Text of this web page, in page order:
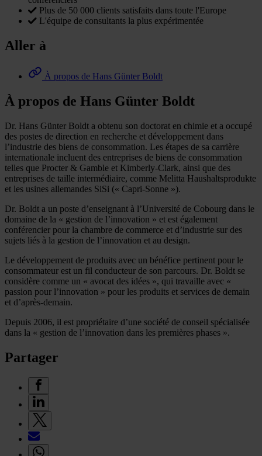
Plus de 50 000 clients satisfaits dans toute l'Europe
L'équipe de consultants la plus expérimentée
Aller à
À propos de Hans Günter Boldt
À propos de Hans Günter Boldt
Dr. Hans Günter Boldt a obtenu son doctorat en chimie et a occupé
des postes de direction en recherche et développement dans
l’industrie des biens de consommation. Les étapes de sa carrière
internationale incluent des entreprises de biens de consommation
telles que Procter & Gamble et Kimberly-Clark, ainsi que des
entreprises de taille intermédiaire, comme Melitta Haushaltsprodukte
et les usines allemandes SiSi (« Capri-Sonne »).
Dr. Boldt a un poste d’enseignant à l’Université de Cobourg dans le
domaine de la « gestion de l’innovation » et est également
conférencier pour la chambre de commerce et d’industrie sur des
sujets liés à la gestion de l’innovation et au design.
Le développement de produits avec un bénéfice pertinent pour le
consommateur est un fil conducteur de son parcours. Dr. Boldt se
considère comme un « avocat des idées », qui travaille avec «
passion pour l’innovation » pour les produits et services de demain
et d’après-demain.
Depuis 2006, il est propriétaire d’une société de conseil spécialisée
dans la « gestion de l’innovation dans les premières phases ».
Partager